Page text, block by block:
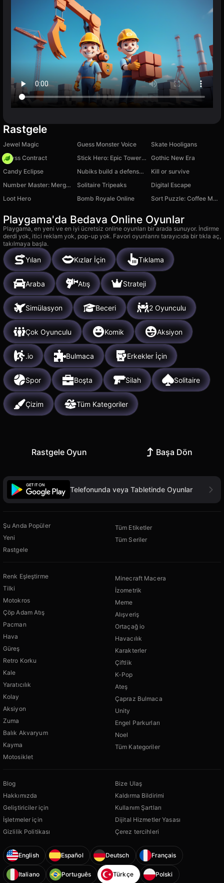
Rastgele
Jewel Magic Guess Monster Voice
Skate Hooligans
Abyss Contract
Stick Hero: Epic Tower of War
Gothic New Era
Candy Eclipse
Nubiks build a defense vs zombies
Kill or survive
Number Master: Merge Run
Solitaire Tripeaks
Digital Escape
Loot Hero
Bomb Royale Online Sort Puzzle: Coffee Match Rush
Playgama'da Bedava Online Oyunlar
Playgama, en yeni ve en iyi ücretsiz online oyunları bir arada sunuyor. İndirme
derdi yok, itici reklam yok, pop-up yok. Favori oyunlarını tarayıcıda bir tıkla aç,
takılmaya başla.
Yılan Kızlar İçin Tıklama
Araba Atış Strateji
Simülasyon Beceri 2 Oyunculu
Çok Oyunculu Komik Aksiyon
.io Bulmaca Erkekler İçin
Spor Boşta Silah Solitaire
Çizim Tüm Kategoriler
Rastgele Oyun Başa Dön
Telefonunda veya Tabletinde Oyunlar
Şu Anda Popüler
Yeni
Rastgele
Tüm Etiketler
Tüm Seriler
Renk Eşleştirme
Tilki
Motokros
Çöp Adam Atış
Pacman
Hava
Güreş
Retro Korku
Kale
Yaratıcılık
Kolay
Aksiyon
Zuma
Balık Akvaryum
Kayma
Motosiklet
Minecraft Macera
İzometrik
Meme
Alışveriş
Ortaçağ io
Havacılık
Karakterler
Çiftlik
K-Pop
Ateş
Çapraz Bulmaca
Unity
Engel Parkurları
Noel
Tüm Kategoriler
Blog
Hakkımızda
Geliştiriciler için
İşletmeler için
Gizlilik Politikası
Bize Ulaş
Kaldırma Bildirimi
Kullanım Şartları
Dijital Hizmetler Yasası
Çerez tercihleri
English Español Deutsch Français
Italiano Português Türkçe Polski